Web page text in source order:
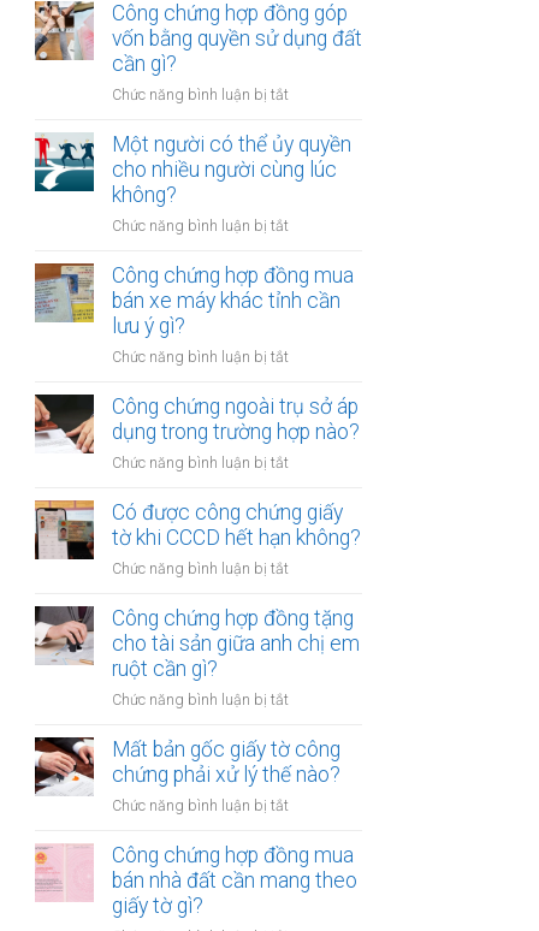
Công chứng hợp đồng góp
vốn bằng quyền sử dụng đất
cần gì?
Chức năng bình luận bị tắt
chứng
hợp
đồng
vốn
quyền
sử
Một người có thể ủy quyền
cho nhiều người cùng lúc
không?
Chức năng bình luận bị tắt
người
có
quyền
nhiều
người
không?
Công chứng hợp đồng mua
bán xe máy khác tỉnh cần
lưu ý gì?
Chức năng bình luận bị tắt
chứng
hợp
đồng
mua
xe
máy
lưu
ý
Công chứng ngoài trụ sở áp
dụng trong trường hợp nào?
Chức năng bình luận bị tắt
chứng
ngoài
sở
dụng
trong
Có được công chứng giấy
tờ khi CCCD hết hạn không?
Chức năng bình luận bị tắt
được
công
chứng
tờ
CCCD
hết
Công chứng hợp đồng tặng
cho tài sản giữa anh chị em
ruột cần gì?
Chức năng bình luận bị tắt
chứng
hợp
tặng
tài
sản
Mất bản gốc giấy tờ công
chứng phải xử lý thế nào?
Chức năng bình luận bị tắt
bản
gốc
giấy
Công chứng hợp đồng mua
bán nhà đất cần mang theo
giấy tờ gì?